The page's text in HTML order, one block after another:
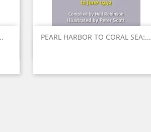
PEARL HARBOR TO CORAL SEA:...